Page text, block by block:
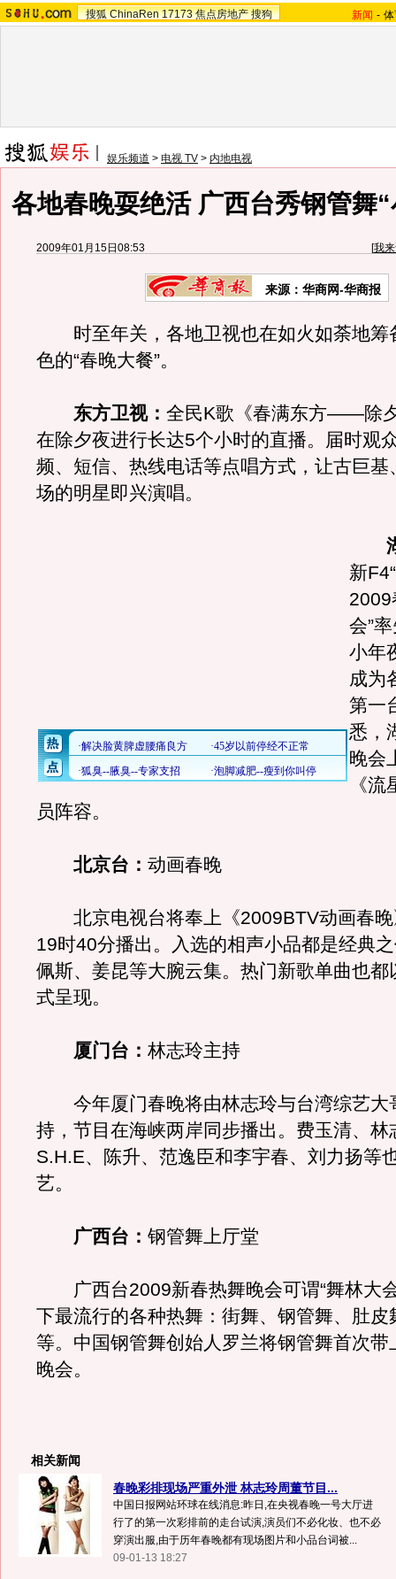
搜狐 ChinaRen 17173 焦点房地产 搜狗 新闻 -
娱乐频道 > 电视 TV > 内地电视
各地春晚耍绝活 广西台秀钢管舞
2009年01月15日08:53 [我
来源：华商网-华商报
时至年关，各地卫视也在如火如荼地筹
色的“春晚大餐”。
东方卫视： 全民K歌《春满东方——除
在除夕夜进行长达5个小时的直播。届时观
频、短信、热线电话等点唱方式，让古巨基
场的明星即兴演唱。
新
2009
会”
小年
成为
第一
悉，
晚会
《
员阵容。
北京台： 动画春晚
北京电视台将奉上《2009BTV动画春晚
19时40分播出。入选的相声小品都是经典
佩斯、姜昆等大腕云集。热门新歌单曲也都
式呈现。
厦门台： 林志玲主持
今年厦门春晚将由林志玲与台湾综艺大
持，节目在海峡两岸同步播出。费玉清、林
S.H.E、陈升、范逸臣和李宇春、刘力扬等
艺。
广西台： 钢管舞上厅堂
广西台2009新春热舞晚会可谓“舞林大
下最流行的各种热舞：街舞、钢管舞、肚皮
等。中国钢管舞创始人罗兰将钢管舞首次带
晚会。
相关新闻
春晚彩排现场严重外泄 林志玲周董节目...
中国日报网站环球在线消息:昨日,在央视春晚一号大厅进
行了的第一次彩排前的走台试演,演员们不必化妆、也不必
穿演出服,由于历年春晚都有现场图片和小品台词被...
09-01-13 18:27